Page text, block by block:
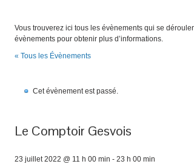
Vous trouverez ici tous les évènements qui se
évènements pour obtenir plus d’informations.
« Tous les Évènements
Cet évènement est passé.
Le Comptoir Gesvois
23 juillet 2022 @ 11 h 00 min - 23 h 00 min